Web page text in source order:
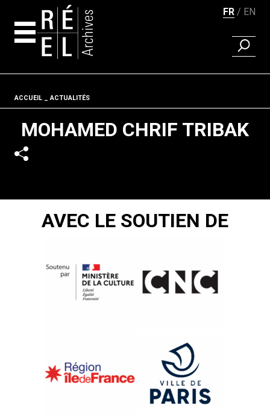
FR EN
Fil d'ariane
ACCUEIL ACTUALITÉS
MOHAMED CHRIF TRIBAK
AVEC LE SOUTIEN DE